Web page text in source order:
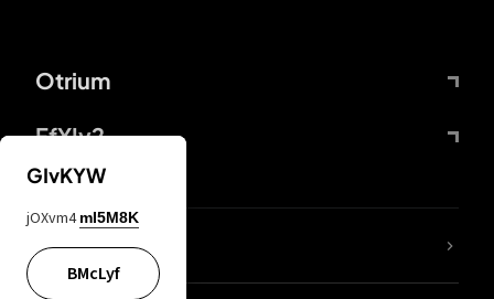
Otrium
FfYIy2
ZbBJcb
GIvKYW
jOXvm4 mI5M8K
BMcLyf